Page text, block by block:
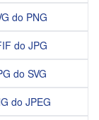
do PNG
do JPG
do SVG
do JPEG